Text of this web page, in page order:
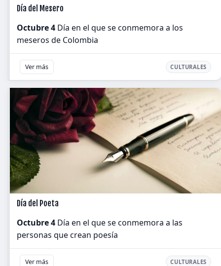
Día del Mesero
Octubre 4 Día en el que se conmemora a los
meseros de Colombia
Ver más CULTURALES
Día del Poeta
Octubre 4 Día en el que se conmemora a las
personas que crean poesía
Ver más CULTURALES